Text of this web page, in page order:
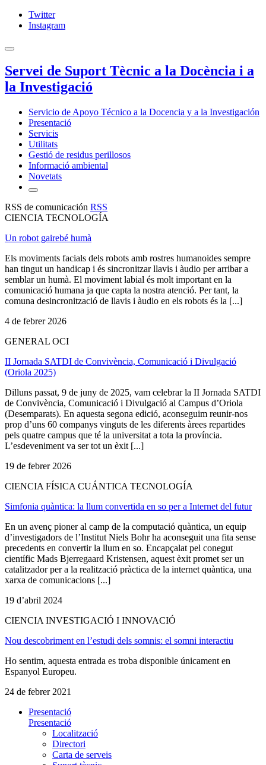
Twitter
Instagram
Servei de Suport Tècnic a la Docència i a
la Investigació
Servicio de Apoyo Técnico a la Docencia y a la Investigación
Presentació
Servicis
Utilitats
Gestió de residus perillosos
Informació ambiental
Novetats
RSS de comunicación RSS
CIENCIA TECNOLOGÍA
Un robot gairebé humà
Els moviments facials dels robots amb rostres humanoides sempre
han tingut un handicap i és sincronitzar llavis i àudio per arribar a
semblar un humà. El moviment labial és molt important en la
comunicació humana ja que capta la nostra atenció. Per tant, la
comuna desincronització de llavis i àudio en els robots és la [...]
4 de febrer 2026
GENERAL OCI
II Jornada SATDI de Convivència, Comunicació i Divulgació
(Oriola 2025)
Dilluns passat, 9 de juny de 2025, vam celebrar la II Jornada SATDI
de Convivència, Comunicació i Divulgació al Campus d’Oriola
(Desemparats). En aquesta segona edició, aconseguim reunir-nos
prop d’uns 60 companys vinguts de les diferents àrees repartides
pels quatre campus que té la universitat a tota la província.
L’esdeveniment va ser tot un èxit [...]
19 de febrer 2026
CIENCIA FÍSICA CUÁNTICA TECNOLOGÍA
Simfonia quàntica: la llum convertida en so per a Internet del futur
En un avenç pioner al camp de la computació quàntica, un equip
d’investigadors de l’Institut Niels Bohr ha aconseguit una fita sense
precedents en convertir la llum en so. Encapçalat pel conegut
científic Mads Bjerregaard Kristensen, aquest èxit promet ser un
catalitzador per a la realització pràctica de la internet quàntica, una
xarxa de comunicacions [...]
19 d’abril 2024
CIENCIA INVESTIGACIÓ I INNOVACIÓ
Nou descobriment en l’estudi dels somnis: el somni interactiu
Ho sentim, aquesta entrada es troba disponible únicament en
Espanyol Europeu.
24 de febrer 2021
Presentació
Presentació
Localització
Directori
Carta de serveis